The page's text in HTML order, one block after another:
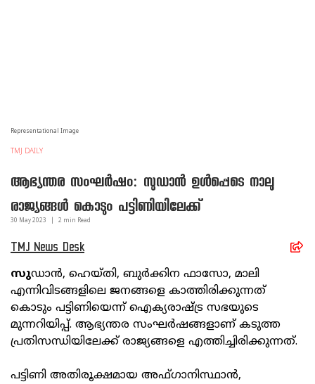
Representational Image
TMJ DAILY
ആഭ്യന്തര സംഘര്‍ഷം: സുഡാന്‍ ഉള്‍പ്പെടെ നാലു
രാജ്യങ്ങള്‍ കൊടും പട്ടിണിയിലേക്ക്
30 May 2023 2 min Read
TMJ News Desk
സുഡാന്‍, ഹെയ്തി, ബുര്‍ക്കിന ഫാസോ, മാലി
എന്നിവിടങ്ങളിലെ ജനങ്ങളെ കാത്തിരിക്കുന്നത്
കൊടും പട്ടിണിയെന്ന് ഐക്യരാഷ്ട്ര സഭയുടെ
മുന്നറിയിപ്പ്. ആഭ്യന്തര സംഘര്‍ഷങ്ങളാണ് കടുത്ത
പ്രതിസന്ധിയിലേക്ക് രാജ്യങ്ങളെ എത്തിച്ചിരിക്കുന്നത്.
പട്ടിണി അതിരൂക്ഷമായ അഫ്ഗാനിസ്ഥാന്‍,